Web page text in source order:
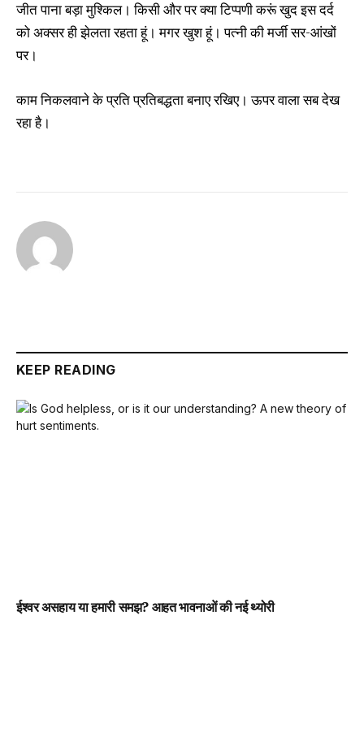
जीत पाना बड़ा मुश्किल। किसी और पर क्या टिप्पणी करूं खुद इस दर्द
को अक्सर ही झेलता रहता हूं। मगर खुश हूं। पत्नी की मर्जी सर-आंखों
पर।
काम निकलवाने के प्रति प्रतिबद्धता बनाए रखिए। ऊपर वाला सब देख
रहा है।
KEEP READING
ईश्वर असहाय या हमारी समझ? आहत भावनाओं की नई थ्योरी